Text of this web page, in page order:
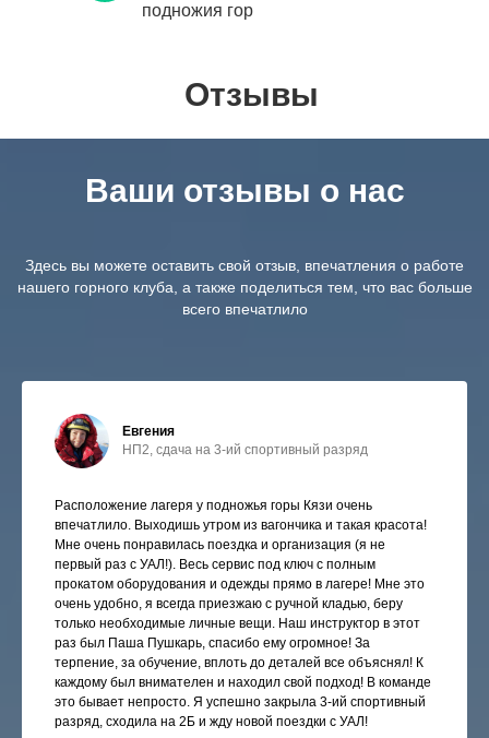
подножия гор
Отзывы
Ваши отзывы о нас
Здесь вы можете оставить свой отзыв, впечатления о работе
нашего горного клуба, а также поделиться тем, что вас больше
всего впечатлило
Евгения
НП2, сдача на 3-ий спортивный разряд
Расположение лагеря у подножья горы Кязи очень
впечатлило. Выходишь утром из вагончика и такая красота!
Мне очень понравилась поездка и организация (я не
первый раз с УАЛ!). Весь сервис под ключ с полным
прокатом оборудования и одежды прямо в лагере! Мне это
очень удобно, я всегда приезжаю с ручной кладью, беру
только необходимые личные вещи. Наш инструктор в этот
раз был Паша Пушкарь, спасибо ему огромное! За
терпение, за обучение, вплоть до деталей все объяснял! К
каждому был внимателен и находил свой подход! В команде
это бывает непросто. Я успешно закрыла 3-ий спортивный
разряд, сходила на 2Б и жду новой поездки с УАЛ!